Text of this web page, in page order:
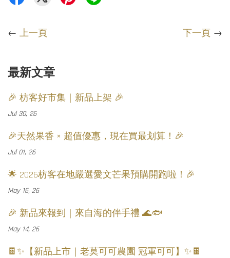
← 上一頁 下一頁 →
最新文章
🎉 枋客好市集｜新品上架 🎉
Jul 30, 26
🎉天然果香 × 超值優惠，現在買最划算！🎉
Jul 01, 26
🌟 2026枋客在地嚴選愛文芒果預購開跑啦！🎉
May 16, 26
🎉 新品來報到｜來自海的伴手禮 🌊🐟
May 14, 26
🍫✨【新品上市｜老莫可可農園 冠軍可可】✨🍫